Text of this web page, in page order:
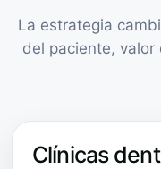
La estrategia
del paciente,
Clínicas